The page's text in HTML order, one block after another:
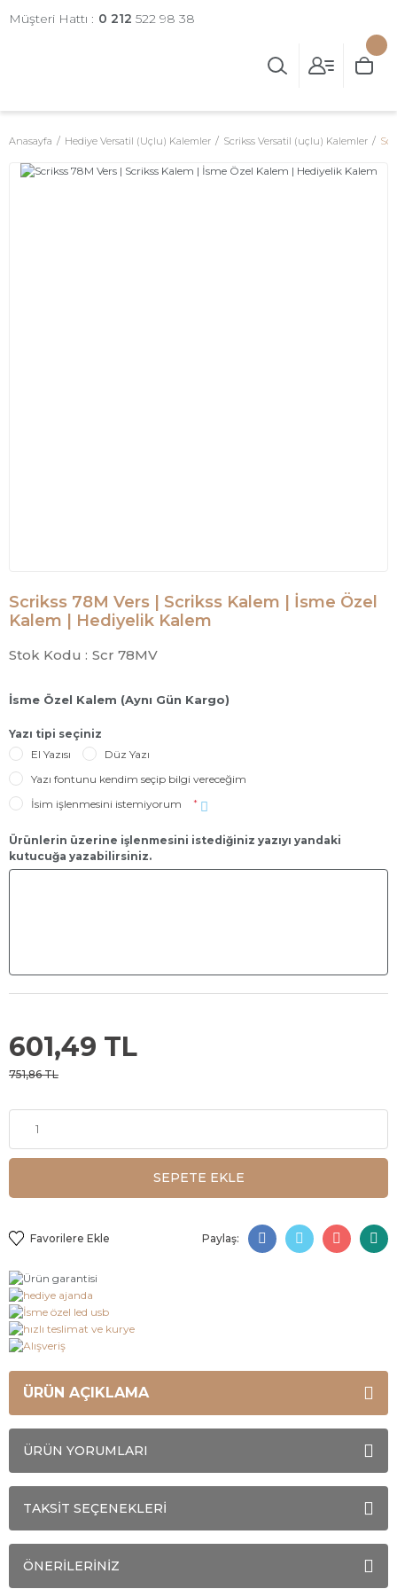
Müşteri Hattı : 0 212 522 98 38
Anasayfa Hediye Versatil (Uçlu) Kalemler Scrikss Versatil (uçlu) Kalemler
Scrikss 78M Vers | Scrikss Kalem | İsme Özel
Kalem | Hediyelik Kalem
Stok Kodu : Scr 78MV
İsme Özel Kalem (Aynı Gün Kargo)
Yazı tipi seçiniz
El Yazısı
Düz Yazı
Yazı fontunu kendim seçip bilgi vereceğim
İsim işlenmesini istemiyorum
*
Ürünlerin üzerine işlenmesini istediğiniz yazıyı yandaki
kutucuğa yazabilirsiniz.
601,49 TL
751,86 TL
SEPETE EKLE
Paylaş:
ÜRÜN AÇIKLAMA
ÜRÜN YORUMLARI
TAKSİT SEÇENEKLERİ
ÖNERİLERİNİZ